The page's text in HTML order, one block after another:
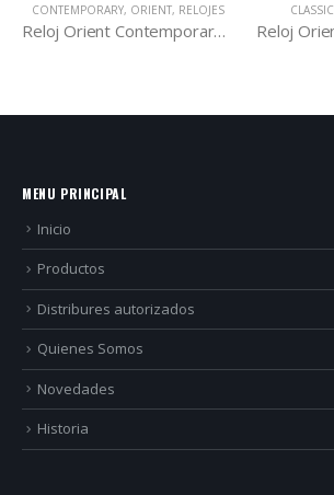
CONTEMPORARY, ORIENT, RELOJES
Reloj Orient Contemporary DE00002B
CLASSIC
MENU PRINCIPAL
Inicio
Productos
Distribures autorizados
Quienes Somos
Novedades
Historia